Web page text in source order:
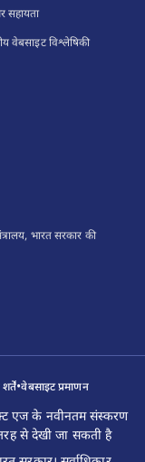
सहायता
वेबसाइट विश्लेषिकी
भारत सरकार की
•वेबसाइट प्रमाणन
एज के नवीनतम संस्करण
से देखी जा सकती है